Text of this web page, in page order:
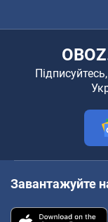
Завантажуйте